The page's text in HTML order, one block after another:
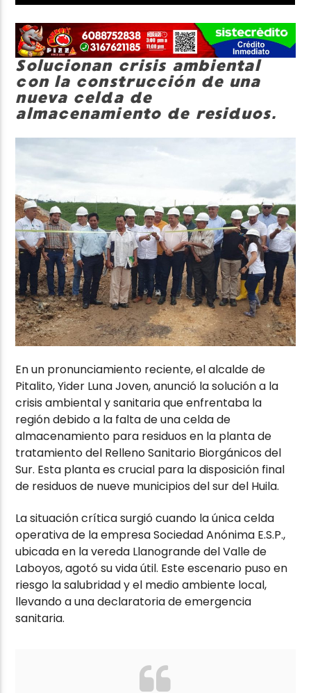
Neiva Estereo
Solucionan crisis ambiental
con la construcción de una
nueva celda de
almacenamiento de residuos.
En un pronunciamiento reciente, el alcalde de
Pitalito, Yider Luna Joven, anunció la solución a la
crisis ambiental y sanitaria que enfrentaba la
región debido a la falta de una celda de
almacenamiento para residuos en la planta de
tratamiento del Relleno Sanitario Biorgánicos del
Sur. Esta planta es crucial para la disposición final
de residuos de nueve municipios del sur del Huila.
La situación crítica surgió cuando la única celda
operativa de la empresa Sociedad Anónima E.S.P.,
ubicada en la vereda Llanogrande del Valle de
Laboyos, agotó su vida útil. Este escenario puso en
riesgo la salubridad y el medio ambiente local,
llevando a una declaratoria de emergencia
sanitaria.